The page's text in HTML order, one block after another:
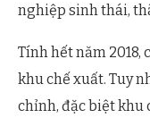
nghiệp sinh thái,
Tính hết năm 2018,
khu chế xuất. Tuy
chỉnh, đặc biệt khu